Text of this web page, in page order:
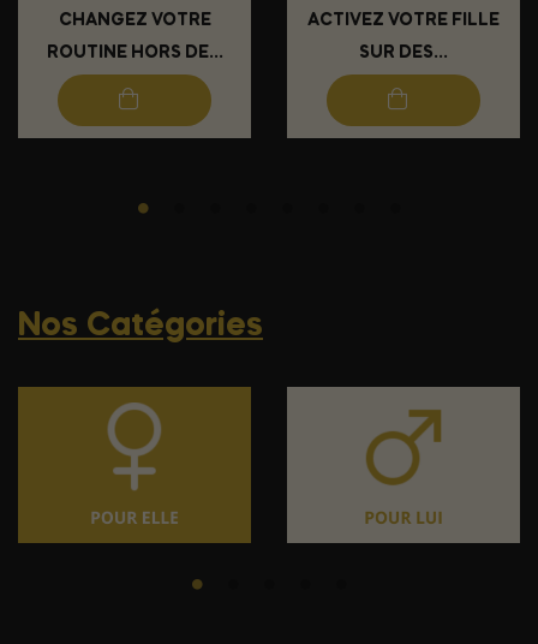
CHANGEZ VOTRE
ROUTINE HORS DE...
ACTIVEZ VOTRE FILLE
SUR DES...
Nos Catégories